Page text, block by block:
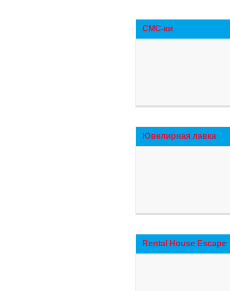
СМС-ки
Ювелирная лавка
Rental House Escape